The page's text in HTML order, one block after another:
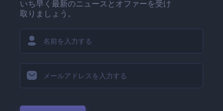
いち早く最新のニュースとオファーを受け
取りましょう。